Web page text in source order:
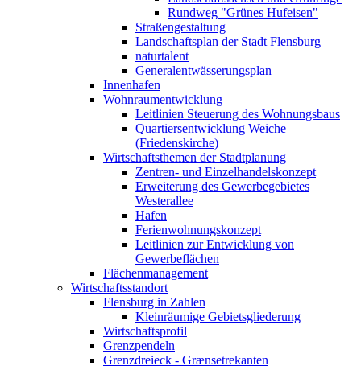
Rundweg "Grünes Hufeisen"
Straßengestaltung
Landschaftsplan der Stadt Flensburg
naturtalent
Generalentwässerungsplan
Innenhafen
Wohnraumentwicklung
Leitlinien Steuerung des Wohnungsbaus
Quartiersentwicklung Weiche
(Friedenskirche)
Wirtschaftsthemen der Stadtplanung
Zentren- und Einzelhandelskonzept
Erweiterung des Gewerbegebietes
Westerallee
Hafen
Ferienwohnungskonzept
Leitlinien zur Entwicklung von
Gewerbeflächen
Flächenmanagement
Wirtschaftsstandort
Flensburg in Zahlen
Kleinräumige Gebietsgliederung
Wirtschaftsprofil
Grenzpendeln
Grenzdreieck - Grænsetrekanten